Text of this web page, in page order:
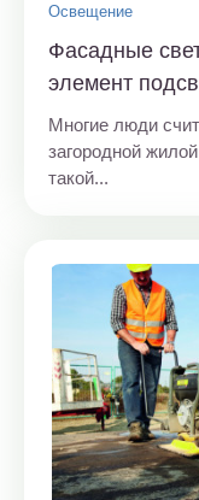
Освещение
Фасадные
элемент
Многие люди
загородной
такой...